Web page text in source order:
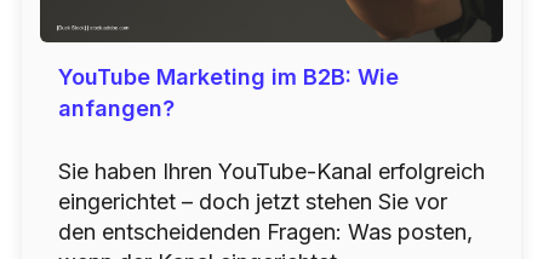
YouTube Marketing im B2B: Wie
anfangen?
Sie haben Ihren YouTube-Kanal erfolgreich
eingerichtet – doch jetzt stehen Sie vor
den entscheidenden Fragen: Was posten,